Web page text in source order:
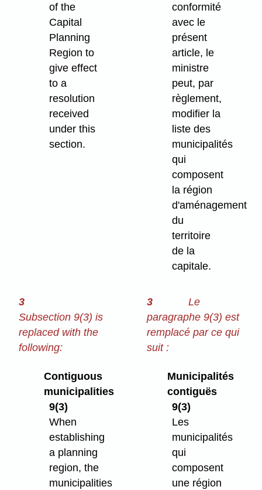
of the
Capital
Planning
Region to
give effect
to a
resolution
received
under this
section.
conformité
avec le
présent
article, le
ministre
peut, par
règlement,
modifier la
liste des
municipalités
qui
composent
la région
d'aménagement
du
territoire
de la
capitale.
3
Subsection 9(3) is
replaced with the
following:
3
Le
paragraphe 9(3) est
remplacé par ce qui
suit :
Contiguous
municipalities
9(3)
When
establishing
a planning
region, the
municipalities
Municipalités
contiguës
9(3)
Les
municipalités
qui
composent
une région